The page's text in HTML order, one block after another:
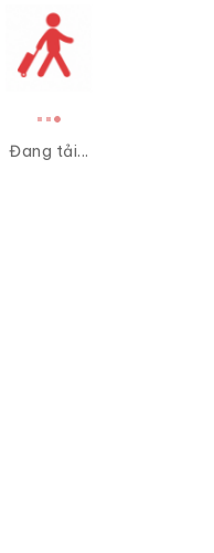
Đang tải...